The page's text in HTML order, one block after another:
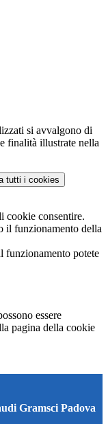
si avvalgono di
finalità illustrate nella
tutti i cookies
cookie consentire.
il funzionamento della
funzionamento potete
essere
pagina della cookie
Gramsci Padova